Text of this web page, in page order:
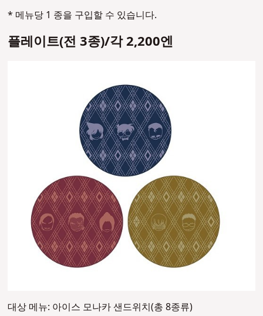
* 메뉴당 1 종을 구입할 수 있습니다.
플레이트(전 3종)/각 2,200엔
대상 메뉴: 아이스 모나카 샌드위치(총 8종류)